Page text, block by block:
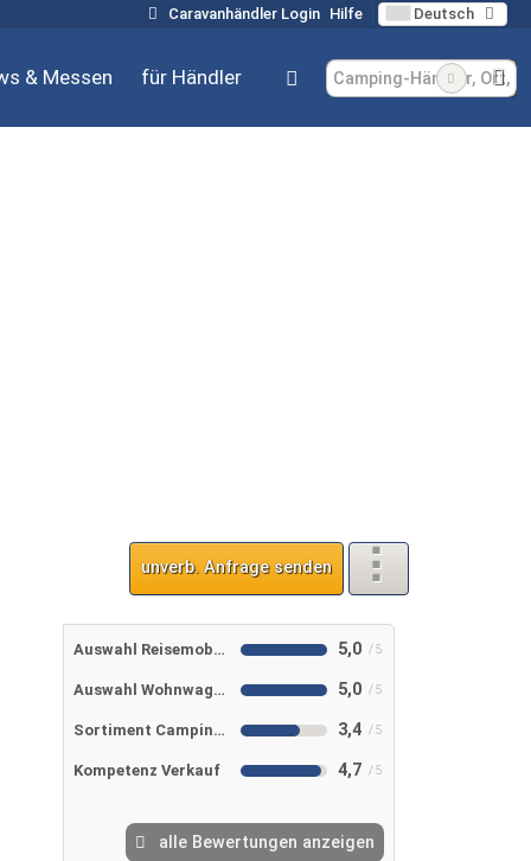
Caravanhändler Login Hilfe Deutsch
& Messen für Händler
unverb. Anfrage senden
Auswahl Reisemobile 5,0
Auswahl Wohnwagen 5,0
Sortiment Campingshop 3,4
Kompetenz Verkauf 4,7
alle Bewertungen anzeigen